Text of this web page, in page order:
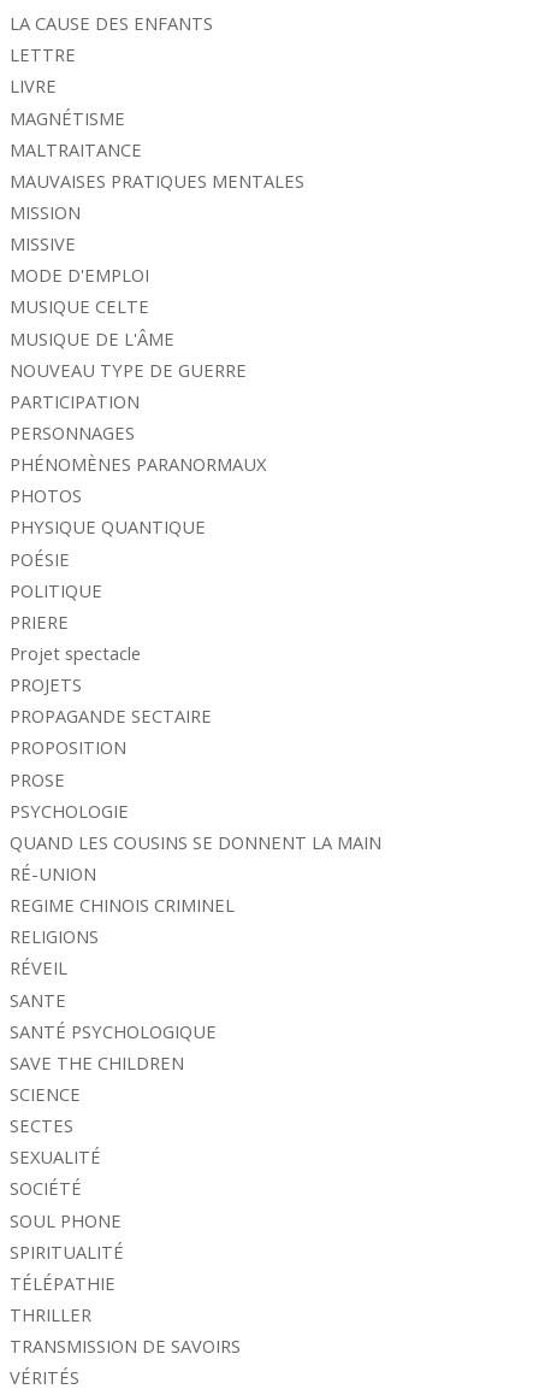
LA CAUSE DES ENFANTS
LETTRE
LIVRE
MAGNÉTISME
MALTRAITANCE
MAUVAISES PRATIQUES MENTALES
MISSION
MISSIVE
MODE D'EMPLOI
MUSIQUE CELTE
MUSIQUE DE L'ÂME
NOUVEAU TYPE DE GUERRE
PARTICIPATION
PERSONNAGES
PHÉNOMÈNES PARANORMAUX
PHOTOS
PHYSIQUE QUANTIQUE
POÉSIE
POLITIQUE
PRIERE
Projet spectacle
PROJETS
PROPAGANDE SECTAIRE
PROPOSITION
PROSE
PSYCHOLOGIE
QUAND LES COUSINS SE DONNENT LA MAIN
RÉ-UNION
REGIME CHINOIS CRIMINEL
RELIGIONS
RÉVEIL
SANTE
SANTÉ PSYCHOLOGIQUE
SAVE THE CHILDREN
SCIENCE
SECTES
SEXUALITÉ
SOCIÉTÉ
SOUL PHONE
SPIRITUALITÉ
TÉLÉPATHIE
THRILLER
TRANSMISSION DE SAVOIRS
VÉRITÉS